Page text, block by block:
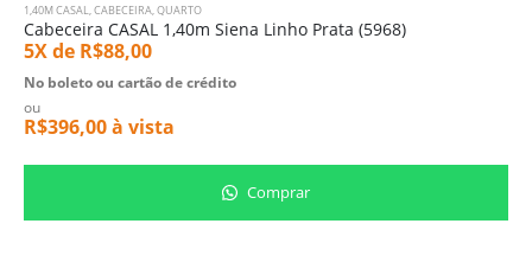
1,40M CASAL,CABECEIRA,QUARTO
Cabeceira CASAL 1,40m Siena Linho Prata (5968)
5X de R$88,00
No boleto ou cartão de crédito
ou
R$396,00à vista
Comprar